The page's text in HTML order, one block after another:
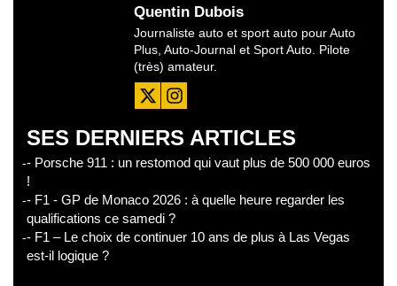
Quentin Dubois
Journaliste auto et sport auto pour Auto
Plus, Auto-Journal et Sport Auto. Pilote
(très) amateur.
SES DERNIERS ARTICLES
- Porsche 911 : un restomod qui vaut plus de 500 000 euros
!
- F1 - GP de Monaco 2026 : à quelle heure regarder les
qualifications ce samedi ?
- F1 – Le choix de continuer 10 ans de plus à Las Vegas
est-il logique ?